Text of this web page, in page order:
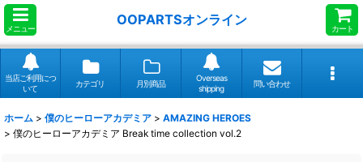
メニュー
OOPARTSオンライン
カート
当店ご利用につ
いて
カテゴリ 月別商品
Overseas
shipping
問い合わせ
ホーム > 僕のヒーローアカデミア > AMAZING HEROES
> 僕のヒーローアカデミア Break time collection vol.2